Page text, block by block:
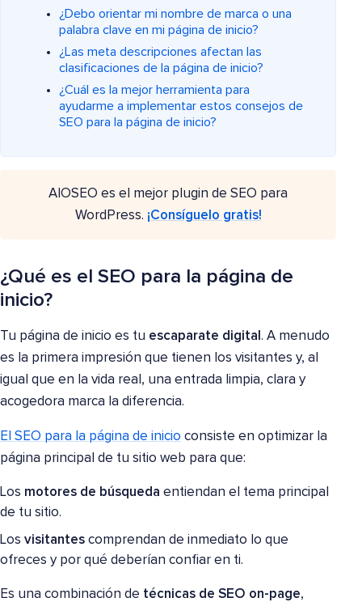
¿Debo orientar mi nombre de marca o una
palabra clave en mi página de inicio?
¿Las meta descripciones afectan las
clasificaciones de la página de inicio?
¿Cuál es la mejor herramienta para
ayudarme a implementar estos consejos de
SEO para la página de inicio?
AIOSEO es el mejor plugin de SEO para
WordPress. ¡Consíguelo gratis!
¿Qué es el SEO para la página de
inicio?
Tu página de inicio es tu escaparate digital . A menudo
es la primera impresión que tienen los visitantes y, al
igual que en la vida real, una entrada limpia, clara y
acogedora marca la diferencia.
El SEO para la página de inicio consiste en optimizar la
página principal de tu sitio web para que:
Los motores de búsqueda entiendan el tema principal
de tu sitio.
Los visitantes comprendan de inmediato lo que
ofreces y por qué deberían confiar en ti.
Es una combinación de técnicas de SEO on-page,